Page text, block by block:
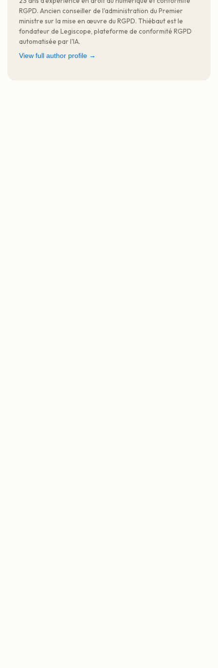
RGPD. Ancien conseiller de l'administration du Premier
ministre sur la mise en œuvre du RGPD. Thiébaut est le
fondateur de Legiscope, plateforme de conformité RGPD
automatisée par l'IA.
View full author profile →